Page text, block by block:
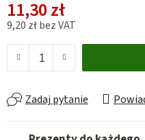
11,30 zł
9,20 zł bez VAT
Zadaj pytanie